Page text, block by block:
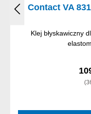
Contact VA
Klej błyskawiczny